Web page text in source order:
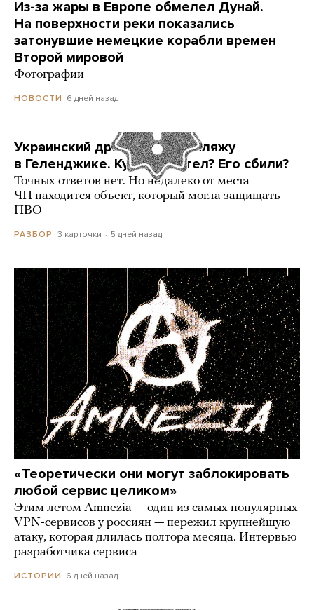
Из-за жары в Европе обмелел Дунай.
На поверхности реки показались
затонувшие немецкие корабли времен
Второй мировой
Фотографии
НОВОСТИ 6 дней назад
Украинский дрон попал по пляжу
в Геленджике. Куда он летел? Его сбили?
Точных ответов нет. Но недалеко от места
ЧП находится объект, который могла защищать
ПВО
РАЗБОР 3 карточки 5 дней назад
«Теоретически они могут заблокировать
любой сервис целиком»
Этим летом Amnezia — один из самых популярных
VPN-сервисов у россиян — пережил крупнейшую
атаку, которая длилась полтора месяца. Интервью
разработчика сервиса
ИСТОРИИ 6 дней назад